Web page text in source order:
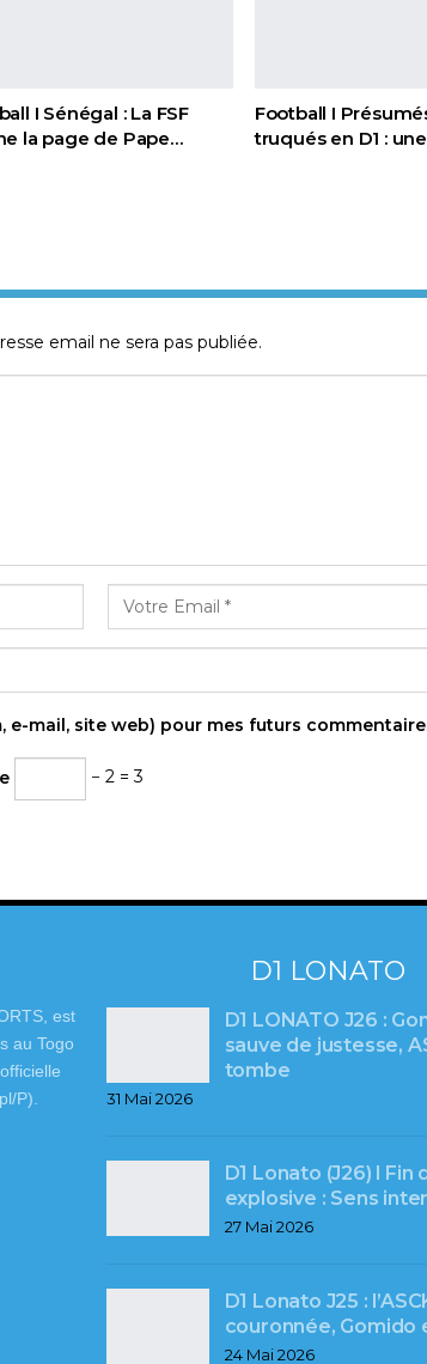
I Sénégal : La FSF
la page de Pape…
Football I
truqués en D1 :
email ne sera pas publiée.
e-mail, site web) pour mes futurs
− 2 = 3
est
au Togo
P).
D1 LONATO
D1 LONATO J26 :
sauve de justesse,
tombe
31 Mai 2026
D1 Lonato (J26) l Fin
explosive : Sens
27 Mai 2026
D1 Lonato J25 :
couronnée, Gomido
24 Mai 2026